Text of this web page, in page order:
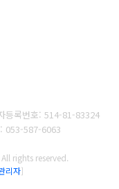
등록번호: 514-81-83324
053-587-6063
rights reserved.
리자]